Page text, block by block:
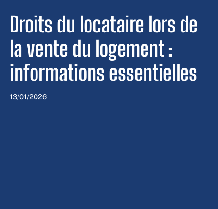
Droits du locataire lors de
la vente du logement :
informations essentielles
13/01/2026